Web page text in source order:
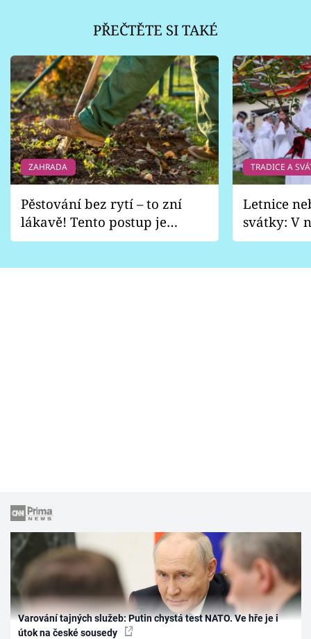
PŘEČTĚTE SI TAKÉ
ZAHRADA
Pěstování bez rytí – to zní
lákavě! Tento postup je
vhodný jen pro některé
TRADICE A
Letnice
svátky: V
pondělí
Varování tajných služeb: Putin chystá test NATO. Ve hře je i
útok na české sousedy